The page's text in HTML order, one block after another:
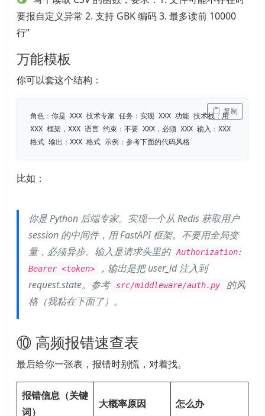
要报自定义异常 2. 支持 GBK 编码 3. 最多读前 10000
行”
万能模板
你可以套这个结构：
角色：你是 XXX 技术专家 任务：实现 XXX 功能 技术栈：用
XXX 框架，XXX 语言 约束：不要 XXX，必须 XXX 输入：XXX
格式 输出：XXX 格式 示例：参考下面的代码风格
复制
比如：
你是 Python 后端专家。实现一个从 Redis 获取用户
session 的中间件，用 FastAPI 框架。不要用全局变
量，必须异步。输入是请求头里的 Authorization:
Bearer <token>
，输出是把 user_id 注入到
request.state。参考 src/middleware/auth.py
的风
格（我粘在下面了）。
⑩ 高频报错速查表
最后给你一张表，报错时别慌，对着找。
报错信息（关键
词）
大概率原因 怎么办